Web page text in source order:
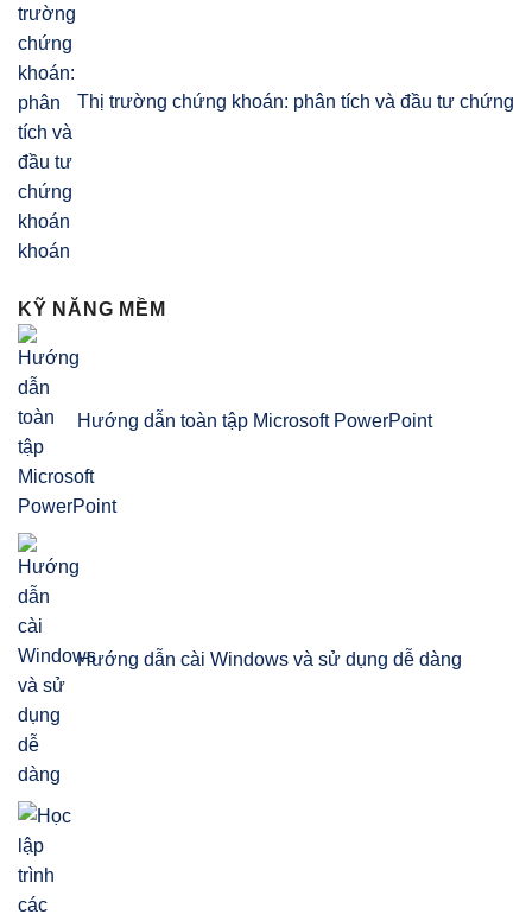
Thị trường chứng khoán: phân tích và đầu tư chứng
khoán
KỸ NĂNG MỀM
Hướng dẫn toàn tập Microsoft PowerPoint
Hướng dẫn cài Windows và sử dụng dễ dàng